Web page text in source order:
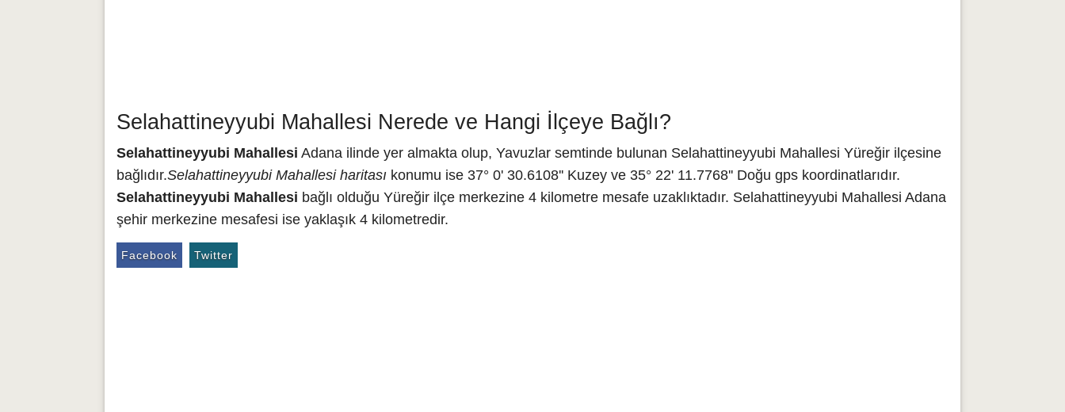
Selahattineyyubi Mahallesi Nerede ve Hangi İlçeye Bağlı?
Selahattineyyubi Mahallesi Adana ilinde yer almakta olup, Yavuzlar semtinde bulunan Selahattineyyubi Mahallesi Yüreğir ilçesine
bağlıdır.Selahattineyyubi Mahallesi haritası konumu ise 37° 0' 30.6108'' Kuzey ve 35° 22' 11.7768'' Doğu gps koordinatlarıdır.
Selahattineyyubi Mahallesi bağlı olduğu Yüreğir ilçe merkezine 4 kilometre mesafe uzaklıktadır. Selahattineyyubi Mahallesi Adana
şehir merkezine mesafesi ise yaklaşık 4 kilometredir.
Facebook Twitter